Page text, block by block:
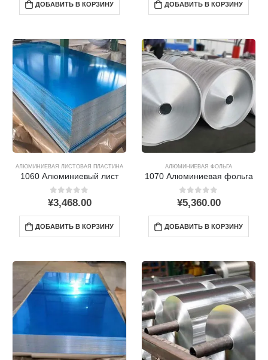
ДОБАВИТЬ В КОРЗИНУ ДОБАВИТЬ В КОРЗИНУ
АЛЮМИНИЕВАЯ ЛИСТОВАЯ ПЛАСТИНА
1060 Алюминиевый лист
0из 5
¥3,468.00
ДОБАВИТЬ В КОРЗИНУ
АЛЮМИНИЕВАЯ ФОЛЬГА
1070 Алюминиевая фольга
0из 5
¥5,360.00
ДОБАВИТЬ В КОРЗИНУ